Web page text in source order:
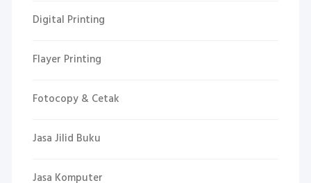
Digital Printing
Flayer Printing
Fotocopy & Cetak
Jasa Jilid Buku
Jasa Komputer